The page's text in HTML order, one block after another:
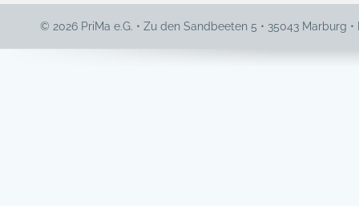
© 2026 PriMa e.G. • Zu den Sandbeeten 5 • 35043 Marburg •